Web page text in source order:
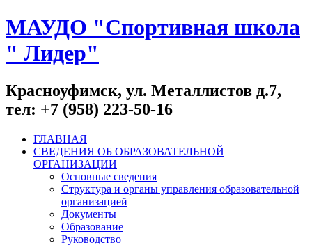
МАУДО "Спортивная школа
" Лидер"
Красноуфимск, ул. Металлистов д.7,
тел: +7 (958) 223-50-16
ГЛАВНАЯ
СВЕДЕНИЯ ОБ ОБРАЗОВАТЕЛЬНОЙ
ОРГАНИЗАЦИИ
Основные сведения
Структура и органы управления образовательной
организацией
Документы
Образование
Руководство